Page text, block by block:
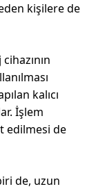
kişilere de
kalıcı
İşlem
edilmesi de
de, uzun